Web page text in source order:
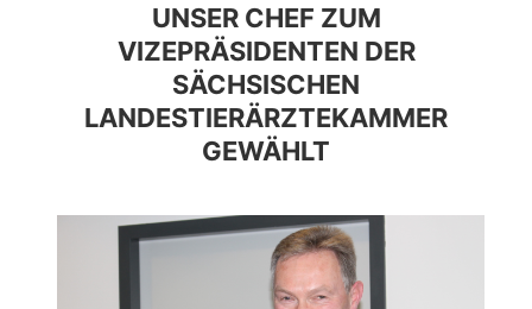
UNSER CHEF ZUM
VIZEPRÄSIDENTEN DER
SÄCHSISCHEN
LANDESTIERÄRZTEKAMMER
GEWÄHLT